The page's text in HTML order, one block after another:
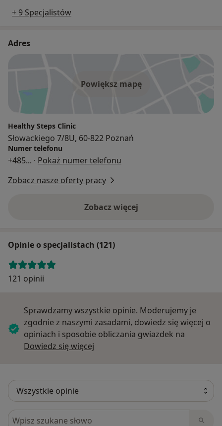
+ 9 Specjalistów
Adres
Powiększ mapę
Healthy Steps Clinic
Słowackiego 7/8U, 60-822 Poznań
Numer telefonu
+485... · Pokaż numer telefonu
Zobacz nasze oferty pracy
Zobacz więcej
Opinie o specjalistach (121)
121 opinii
Sprawdzamy wszystkie opinie. Moderujemy je
zgodnie z naszymi zasadami, dowiedz się więcej o
opiniach i sposobie obliczania gwiazdek na
Dowiedz się więcej
Szukaj w opiniach